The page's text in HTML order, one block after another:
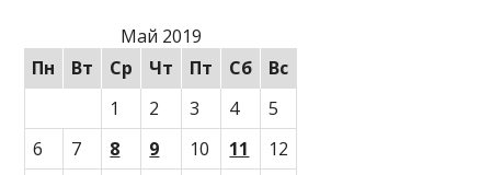
Май 2019
Пн
Вт Ср Чт Пт Сб
Вс
1
2 3 4
5
6
7 8 9 10 11
12